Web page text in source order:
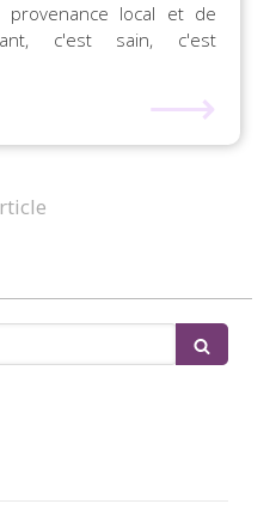
local et de
c'est sain, c'est
⟶